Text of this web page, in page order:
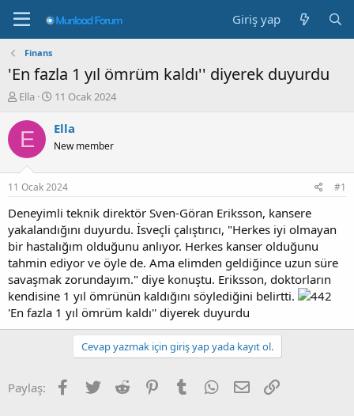
Giriş yap
Finans
'En fazla 1 yıl ömrüm kaldı'' diyerek duyurdu
K
n
b
u
u
b
a
ş
l
a
t
a
n
Ella
B
ş
a
g
ı
ç
t
a
r
i
h
i
11 Ocak 2024
E Ella
New member
11 Ocak 2024 #1
Deneyimli teknik direktör Sven-Göran Eriksson, kansere
yakalandığını duyurdu. İsveçli çalıştırıcı, "Herkes iyi olmayan
bir hastalığım olduğunu anlıyor. Herkes kanser olduğunu
tahmin ediyor ve öyle de. Ama elimden geldiğince uzun süre
savaşmak zorundayım." diye konuştu. Eriksson, doktorların
kendisine 1 yıl ömrünün kaldığını söylediğini belirtti.
'En fazla 1 yıl ömrüm kaldı'' diyerek duyurdu
Cevap yazmak için giriş yap yada kayıt ol.
Paylaş: Facebook
Twitter Reddit PinterestTumblr WhatsApp
E-posta